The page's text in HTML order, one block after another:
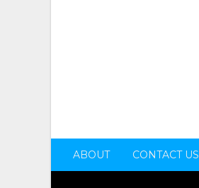
ABOUT CONTACT US